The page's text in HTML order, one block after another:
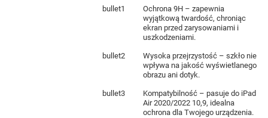
bullet1
Ochrona 9H – zapewnia
wyjątkową twardość, chroniąc
ekran przed zarysowaniami i
uszkodzeniami.
bullet2
Wysoka przejrzystość – szkło nie
wpływa na jakość wyświetlanego
obrazu ani dotyk.
bullet3
Kompatybilność – pasuje do iPad
Air 2020/2022 10,9, idealna
ochrona dla Twojego urządzenia.